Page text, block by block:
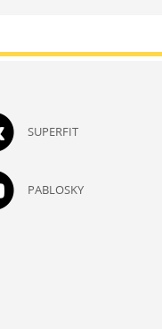
SUPERFIT
PABLOSKY